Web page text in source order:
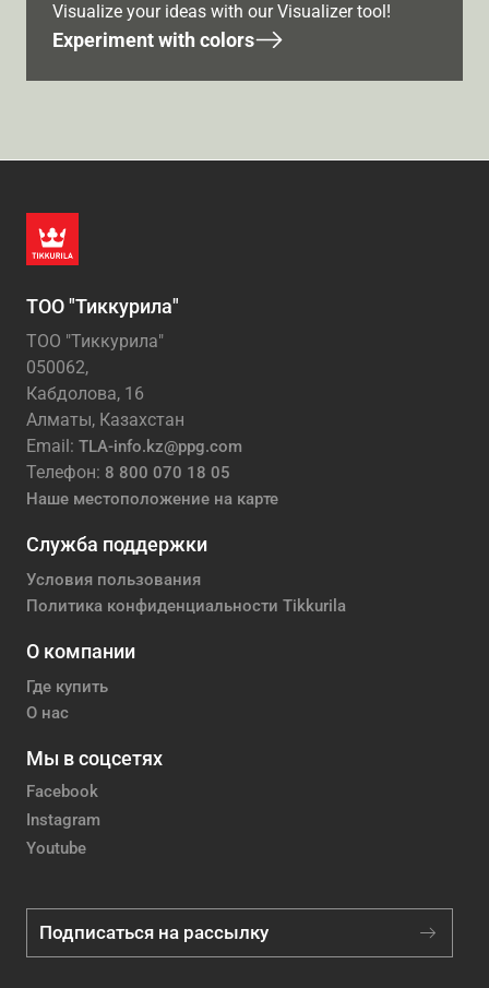
Visualize your ideas with our Visualizer tool!
Experiment with colors
ТОО "Тиккурила"
ТОО "Тиккурила"
050062,
Кабдолова, 16
Алматы, Казахстан
Email: TLA-info.kz@ppg.com
Телефон: 8 800 070 18 05
Наше местоположение на карте
Служба поддержки
Условия пользования
Политика конфиденциальности Tikkurila
О компании
Где купить
О нас
Мы в соцсетях
Facebook
Instagram
Youtube
Подписаться на рассылку